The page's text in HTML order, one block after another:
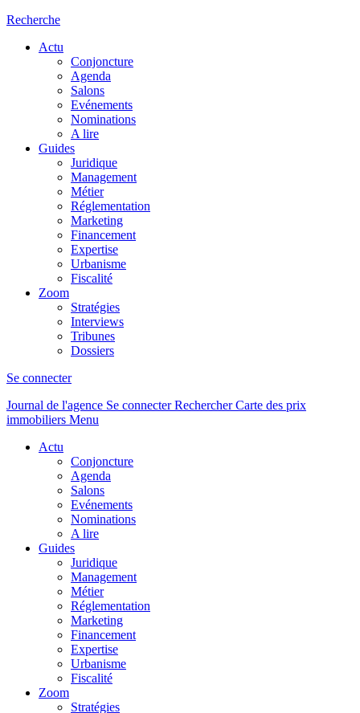
Recherche
Actu
Conjoncture
Agenda
Salons
Evénements
Nominations
A lire
Guides
Juridique
Management
Métier
Réglementation
Marketing
Financement
Expertise
Urbanisme
Fiscalité
Zoom
Stratégies
Interviews
Tribunes
Dossiers
Se connecter
Journal de l'agence Se connecterRechercher Carte des prix
immobiliers Menu
Actu
Conjoncture
Agenda
Salons
Evénements
Nominations
A lire
Guides
Juridique
Management
Métier
Réglementation
Marketing
Financement
Expertise
Urbanisme
Fiscalité
Zoom
Stratégies